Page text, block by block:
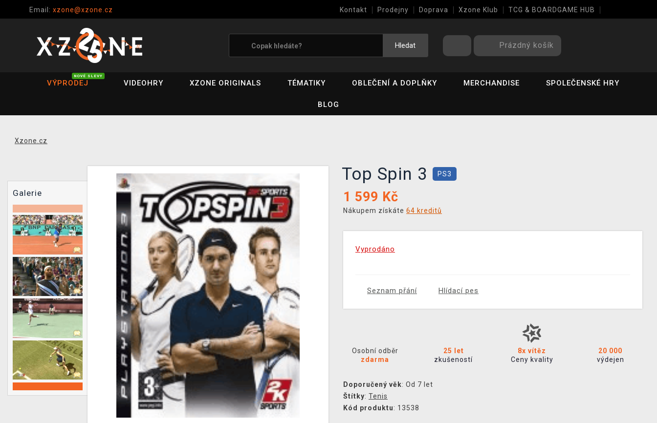
Email: xzone@xzone.cz Kontakt Prodejny Doprava Xzone Klub TCG & BOARDGAME HUB
Hledat Prázdný košík
VÝPRODEJ
NOVÉ SLEVY
VIDEOHRY XZONE ORIGINALS TÉMATIKY OBLEČENÍ A DOPLŇKY MERCHANDISE SPOLEČENSKÉ HRY
BLOG
Xzone.cz
Galerie
Top Spin 3 PS3
1 599 Kč
Nákupem získáte 64 kreditů
Vyprodáno
Seznam přání Hlídací pes
Osobní odběr
zdarma
25 let
zkušeností
8x vítěz
Ceny kvality
20 000
výdejen
Doporučený věk: Od 7 let
Štítky: Tenis
Kód produktu: 13538